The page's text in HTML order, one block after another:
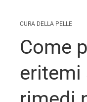
CURA DELLA PELLE
Come
eritemi